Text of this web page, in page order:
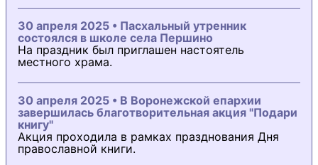
30 апреля 2025 • Пасхальный утренник
состоялся в школе села Першино
На праздник был приглашен настоятель
местного храма.
30 апреля 2025 • В Воронежской епархии
завершилась благотворительная акция "Подари
книгу"
Акция проходила в рамках празднования Дня
православной книги.